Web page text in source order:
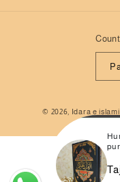
© 2026, Idara e